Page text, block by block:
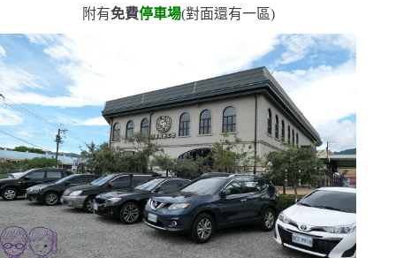
附有免費停車場(對面還有一區)